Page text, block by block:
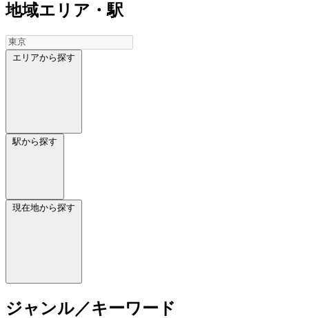
地域エリア・駅
エリアから探す
駅から探す
現在地から探す
ジャンル／キーワード